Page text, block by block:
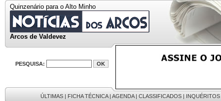
Quinzenário para o Alto Minho
Arcos de Valdevez
PESQUISA:
ÚLTIMAS | FICHA TÉCNICA| AGENDA| CLASSIFICADOS | INQUÉRITOS